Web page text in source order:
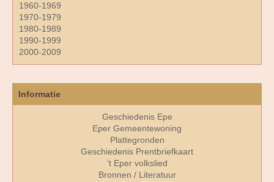
1960-1969
1970-1979
1980-1989
1990-1999
2000-2009
Informatie
Geschiedenis Epe
Eper Gemeentewoning
Plattegronden
Geschiedenis Prentbriefkaart
’t Eper volkslied
Bronnen / Literatuur